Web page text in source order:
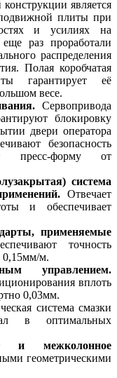
является
плиты при
и усилиях на
раз проработали
распределения
Полая коробчатая
гарантирует её
весе.
Сервопривода
блокировку
двери оператора
безопасность
пресс-форму от
система
Отвечает
и обеспечивает
применяемые
точность
0,15мм/м.
управлением.
вплоть
0,03мм.
система смазки
в оптимальных
и межколонное
геометрическими